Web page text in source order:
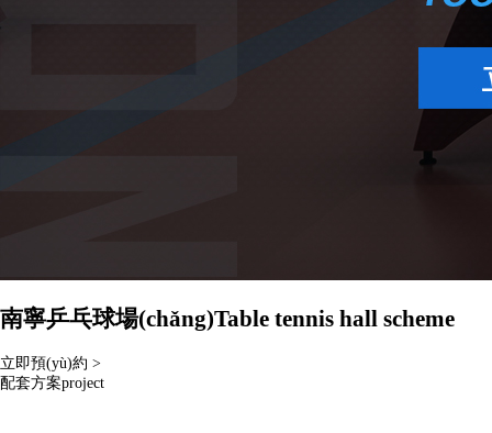
南寧乒乓球場(chǎng)Table tennis hall scheme
立即預(yù)約 >
配套方案project